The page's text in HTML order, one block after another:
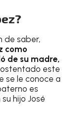
de saber,
como
de su madre,
este
se le conoce a
es
hijo José